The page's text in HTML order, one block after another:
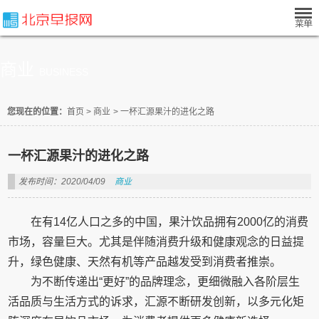
您现在的位置： 首页 > 商业 > 一杯汇源果汁的进化之路
一杯汇源果汁的进化之路
发布时间：2020/04/09 商业
在有14亿人口之多的中国，果汁饮品拥有2000亿的消费
市场，容量巨大。尤其是伴随消费升级和健康观念的日益提
升，绿色健康、天然有机等产品越发受到消费者推崇。
为不断传递出“更好”的品牌理念，更细微融入各阶层生
活品质与生活方式的诉求，汇源不断研发创新，以多元化矩